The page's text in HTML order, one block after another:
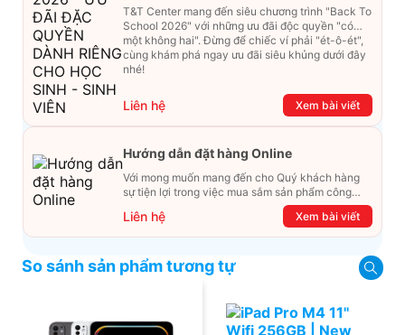
T&T Center mang đến siêu chương trình "Back To
School 2026" với những ưu đãi độc quyền "có
một không hai". Đừng để chiếc ví phải "ét-ô-ét",
cùng khám phá ngay ưu đãi siêu khủng dưới đây
nhé!
Liên hệ Xem bài viết
Hướng dẫn đặt hàng Online
Với mong muốn mang đến cho Quý khách hàng
sự tiện lợi trong việc mua sắm sản phẩm công
nghệ từ xa. Trong bài viết này, T&T Center sẽ
hướng dẫn chi tiết cách mua hàng trực tuyến qua
các kênh online Website, Zalo, Messenger và
dễ dàng và nhanh chóng nhất. Cùng xem ngay
Liên hệ Xem bài viết
So sánh sản phẩm tương tự